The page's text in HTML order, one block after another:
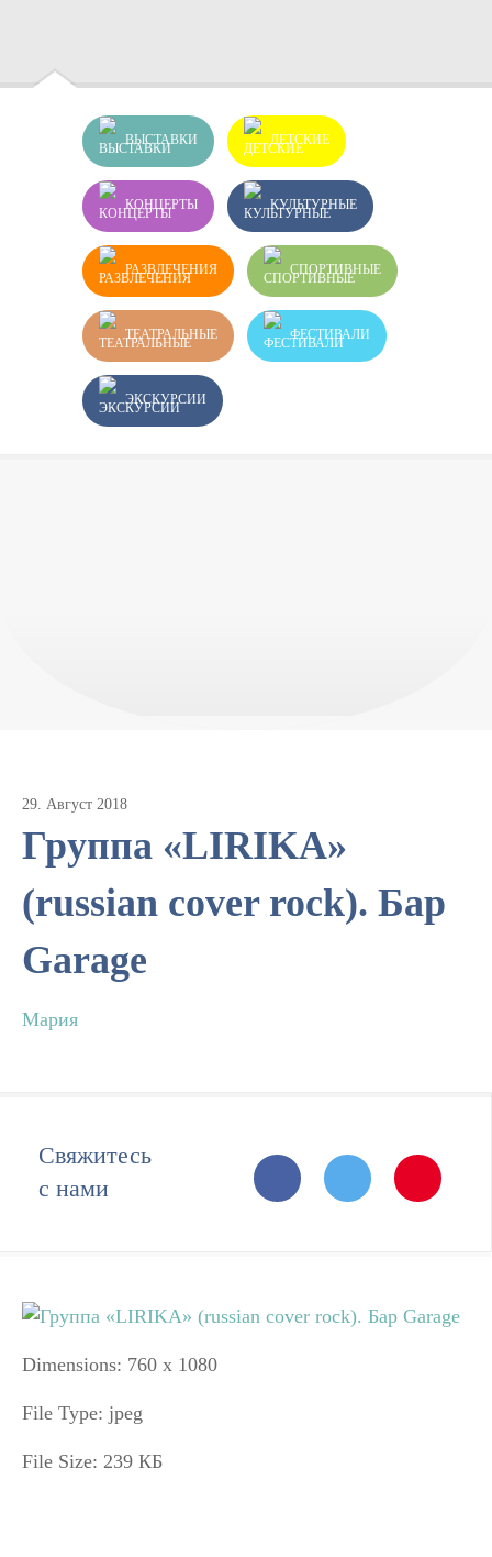
ВЫСТАВКИ ДЕТСКИЕ
КОНЦЕРТЫ КУЛЬТУРНЫЕ
РАЗВЛЕЧЕНИЯ СПОРТИВНЫЕ
ТЕАТРАЛЬНЫЕ ФЕСТИВАЛИ
ЭКСКУРСИИ
29. Август 2018
Группа «LIRIKA»
(russian cover rock). Бар
Garage
Мария
Свяжитесь
с нами
Dimensions: 760 x 1080
File Type: jpeg
File Size: 239 КБ